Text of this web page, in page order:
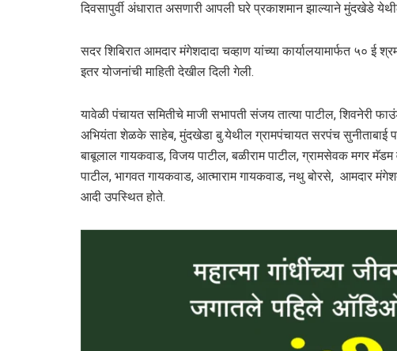
दिवसापुर्वी अंधारात असणारी आपली घरे प्रकाशमान झाल्याने मुंदखेडे
सदर शिबिरात आमदार मंगेशदादा चव्हाण यांच्या कार्यालयामार्फत ५०
इतर योजनांची माहिती देखील दिली गेली.
यावेळी पंचायत समितीचे माजी सभापती संजय तात्या पाटील, शिवनेरी
अभियंता शेळके साहेब, मुंदखेडा बु.येथील ग्रामपंचायत सरपंच सुनीताबाई
बाबूलाल गायकवाड, विजय पाटील, बळीराम पाटील, ग्रामसेवक मगर
पाटील, भागवत गायकवाड, आत्माराम गायकवाड, नथु बोरसे, आमदार
आदी उपस्थित होते.